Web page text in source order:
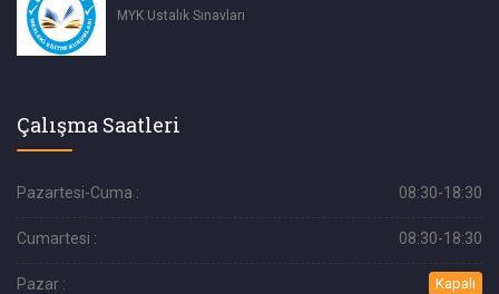
MYK Ustalık Sınavları
Çalışma Saatleri
Pazartesi-Cuma : 08:30-18:30
Cumartesi : 08:30-18:30
Pazar : Kapalı